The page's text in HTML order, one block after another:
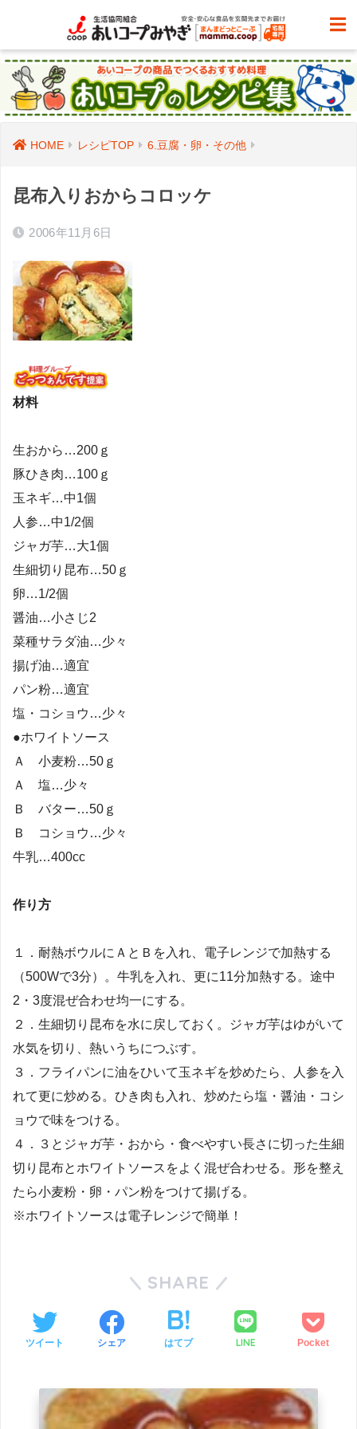
HOME レシピTOP 6.豆腐・卵・その他
昆布入りおからコロッケ
2006年11月6日
材料
生おから…200ｇ
豚ひき肉…100ｇ
玉ネギ…中1個
人参…中1/2個
ジャガ芋…大1個
生細切り昆布…50ｇ
卵…1/2個
醤油…小さじ2
菜種サラダ油…少々
揚げ油…適宜
パン粉…適宜
塩・コショウ…少々
●ホワイトソース
Ａ 小麦粉…50ｇ
Ａ 塩…少々
Ｂ バター…50ｇ
Ｂ コショウ…少々
牛乳…400cc
作り方
１．耐熱ボウルにＡとＢを入れ、電子レンジで加熱する
（500Wで3分）。牛乳を入れ、更に11分加熱する。途中
2・3度混ぜ合わせ均一にする。
２．生細切り昆布を水に戻しておく。ジャガ芋はゆがいて
水気を切り、熱いうちにつぶす。
３．フライパンに油をひいて玉ネギを炒めたら、人参を入
れて更に炒める。ひき肉も入れ、炒めたら塩・醤油・コシ
ョウで味をつける。
４．３とジャガ芋・おから・食べやすい長さに切った生細
切り昆布とホワイトソースをよく混ぜ合わせる。形を整え
たら小麦粉・卵・パン粉をつけて揚げる。
※ホワイトソースは電子レンジで簡単！
SHARE
ツイート シェア はてブ LINE Pocket